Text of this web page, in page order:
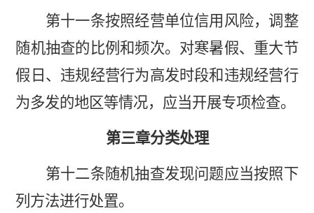
第十一条按照经营单位信用风险，调整
随机抽查的比例和频次。对寒暑假、重大节
假日、违规经营行为高发时段和违规经营行
为多发的地区等情况，应当开展专项检查。
第三章分类处理
第十二条随机抽查发现问题应当按照下
列方法进行处置。